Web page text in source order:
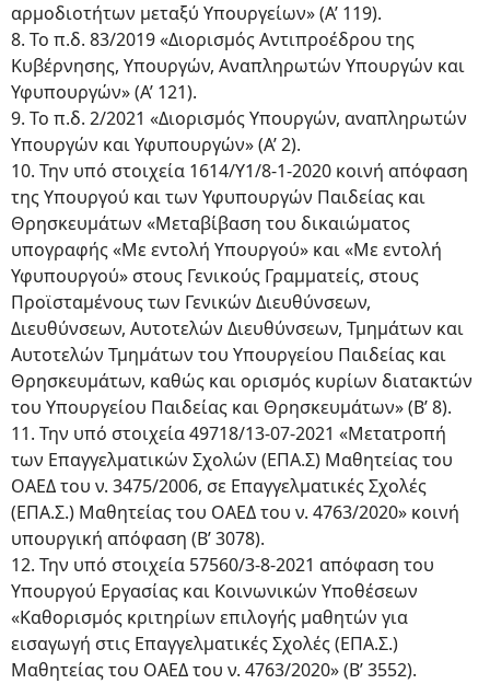
αρμοδιοτήτων μεταξύ Υπουργείων» (Α’ 119).
8. Το π.δ. 83/2019 «Διορισμός Αντιπροέδρου της
Κυβέρνησης, Υπουργών, Αναπληρωτών Υπουργών και
Υφυπουργών» (Α’ 121).
9. Το π.δ. 2/2021 «Διορισμός Υπουργών, αναπληρωτών
Υπουργών και Υφυπουργών» (Α’ 2).
10. Την υπό στοιχεία 1614/Υ1/8-1-2020 κοινή απόφαση
της Υπουργού και των Υφυπουργών Παιδείας και
Θρησκευμάτων «Μεταβίβαση του δικαιώματος
υπογραφής «Με εντολή Υπουργού» και «Με εντολή
Υφυπουργού» στους Γενικούς Γραμματείς, στους
Προϊσταμένους των Γενικών Διευθύνσεων,
Διευθύνσεων, Αυτοτελών Διευθύνσεων, Τμημάτων και
Αυτοτελών Τμημάτων του Υπουργείου Παιδείας και
Θρησκευμάτων, καθώς και ορισμός κυρίων διατακτών
του Υπουργείου Παιδείας και Θρησκευμάτων» (Β’ 8).
11. Την υπό στοιχεία 49718/13-07-2021 «Μετατροπή
των Επαγγελματικών Σχολών (ΕΠΑ.Σ) Μαθητείας του
ΟΑΕΔ του ν. 3475/2006, σε Επαγγελματικές Σχολές
(ΕΠΑ.Σ.) Μαθητείας του ΟΑΕΔ του ν. 4763/2020» κοινή
υπουργική απόφαση (Β’ 3078).
12. Την υπό στοιχεία 57560/3-8-2021 απόφαση του
Υπουργού Εργασίας και Κοινωνικών Υποθέσεων
«Καθορισμός κριτηρίων επιλογής μαθητών για
εισαγωγή στις Επαγγελματικές Σχολές (ΕΠΑ.Σ.)
Μαθητείας του ΟΑΕΔ του ν. 4763/2020» (Β’ 3552).